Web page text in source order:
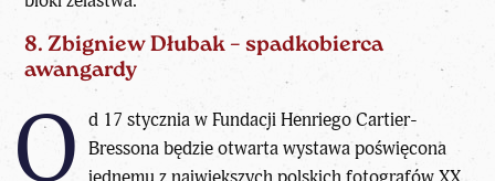
8. Zbigniew Dłubak – spadkobierca
awangardy
O d 17 stycznia w Fundacji Henriego Cartier-
Bressona będzie otwarta wystawa poświęcona